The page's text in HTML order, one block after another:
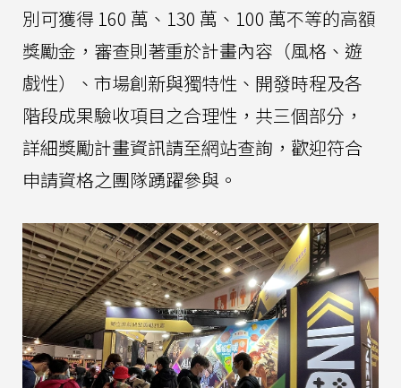
別可獲得 160 萬、130 萬、100 萬不等的高額
獎勵金，審查則著重於計畫內容（風格、遊
戲性）、市場創新與獨特性、開發時程及各
階段成果驗收項目之合理性，共三個部分，
詳細獎勵計畫資訊請至網站查詢，歡迎符合
申請資格之團隊踴躍參與。